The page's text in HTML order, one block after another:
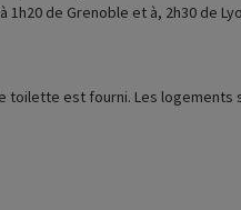
de Grenoble et à, 2h30 de